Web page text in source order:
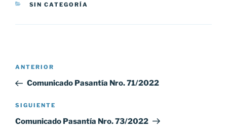
CATEGORÍAS
SIN CATEGORÍA
Navegación
entradas
Entrada
anterior:
ANTERIOR
Comunicado Pasantía Nro. 71/2022
Siguiente
entrada
SIGUIENTE
Comunicado Pasantía Nro. 73/2022